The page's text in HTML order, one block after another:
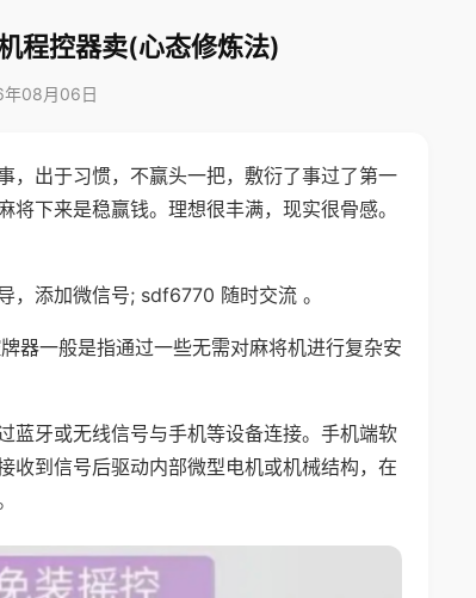
程控器卖(心态修炼法)
年08月06日
，出于习惯，不赢头一把，敷衍了事过了第一
下来是稳赢钱。理想很丰满，现实很骨感。
，添加微信号; sdf6770 随时交流 。
器一般是指通过一些无需对麻将机进行复杂安
蓝牙或无线信号与手机等设备连接。手机端软
收到信号后驱动内部微型电机或机械结构，在